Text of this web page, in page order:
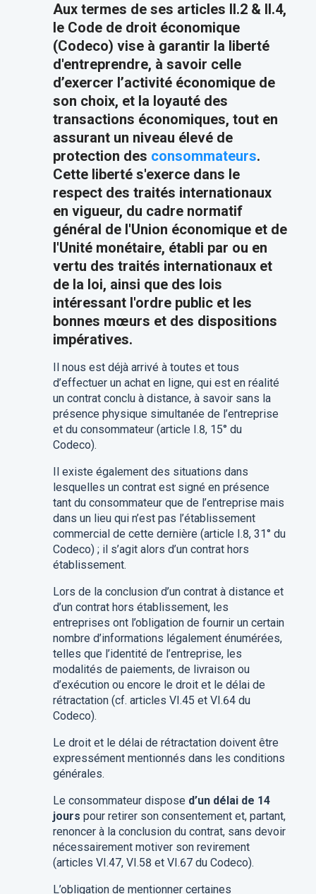
Aux termes de ses articles II.2 & II.4,
le Code de droit économique
(Codeco) vise à garantir la liberté
d'entreprendre, à savoir celle
d’exercer l’activité économique de
son choix, et la loyauté des
transactions économiques, tout en
assurant un niveau élevé de
protection des consommateurs.
Cette liberté s'exerce dans le
respect des traités internationaux
en vigueur, du cadre normatif
général de l'Union économique et de
l'Unité monétaire, établi par ou en
vertu des traités internationaux et
de la loi, ainsi que des lois
intéressant l'ordre public et les
bonnes mœurs et des dispositions
impératives.
Il nous est déjà arrivé à toutes et tous
d’effectuer un achat en ligne, qui est en réalité
un contrat conclu à distance, à savoir sans la
présence physique simultanée de l’entreprise
et du consommateur (article I.8, 15° du
Codeco).
Il existe également des situations dans
lesquelles un contrat est signé en présence
tant du consommateur que de l’entreprise mais
dans un lieu qui n’est pas l’établissement
commercial de cette dernière (article I.8, 31° du
Codeco) ; il s’agit alors d’un contrat hors
établissement.
Lors de la conclusion d’un contrat à distance et
d’un contrat hors établissement, les
entreprises ont l’obligation de fournir un certain
nombre d’informations légalement énumérées,
telles que l’identité de l’entreprise, les
modalités de paiements, de livraison ou
d’exécution ou encore le droit et le délai de
rétractation (cf. articles VI.45 et VI.64 du
Codeco).
Le droit et le délai de rétractation doivent être
expressément mentionnés dans les conditions
générales.
Le consommateur dispose d’un délai de 14
jours pour retirer son consentement et, partant,
renoncer à la conclusion du contrat, sans devoir
nécessairement motiver son revirement
(articles VI.47, VI.58 et VI.67 du Codeco).
L’obligation de mentionner certaines